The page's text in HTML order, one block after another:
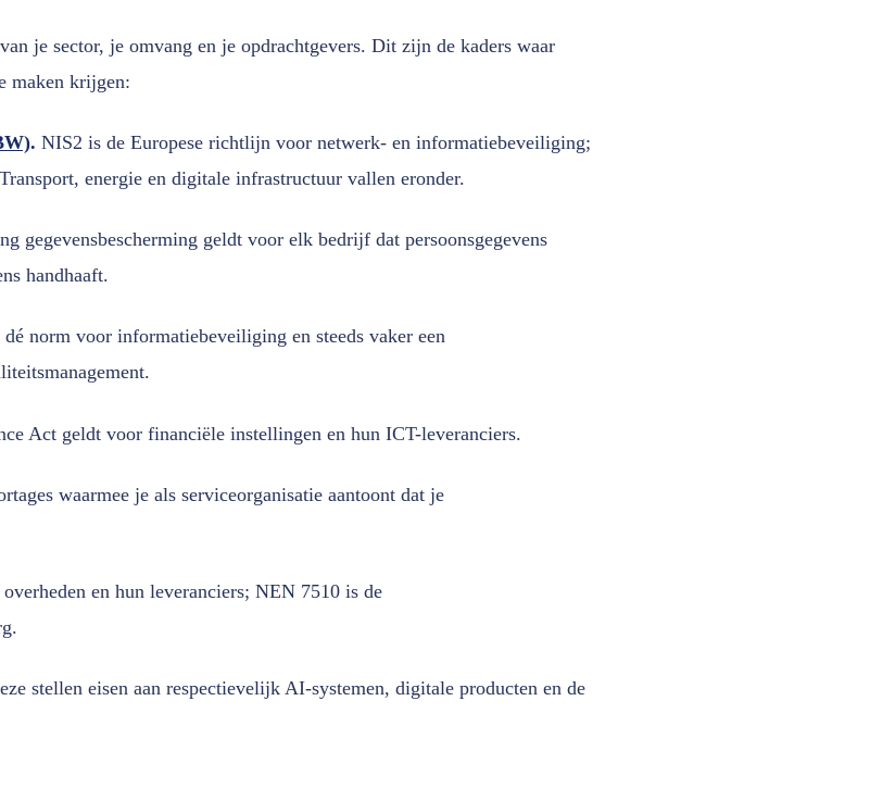
je sector, je omvang en je opdrachtgevers. Dit zijn de kaders waar
maken krijgen:
. NIS2 is de Europese richtlijn voor netwerk- en informatiebeveiliging;
energie en digitale infrastructuur vallen eronder.
gegevensbescherming geldt voor elk bedrijf dat persoonsgegevens
handhaaft.
norm voor informatiebeveiliging en steeds vaker een
Act geldt voor financiële instellingen en hun ICT-leveranciers.
waarmee je als serviceorganisatie aantoont dat je
en hun leveranciers; NEN 7510 is de
stellen eisen aan respectievelijk AI-systemen, digitale producten en de